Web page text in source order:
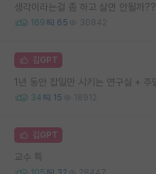
생각이라는걸 좀 하고 살면 안될까??
169 65 30842
김GPT
34 15 18912
김GPT
교수 특